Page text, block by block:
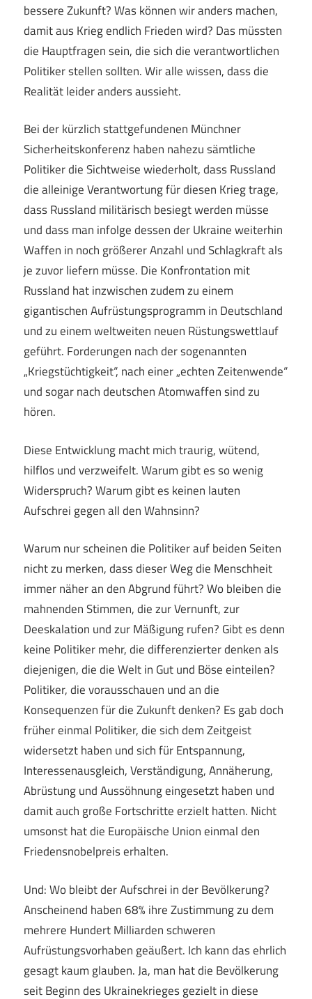
bessere Zukunft? Was können wir anders machen,
damit aus Krieg endlich Frieden wird? Das müssten
die Hauptfragen sein, die sich die verantwortlichen
Politiker stellen sollten. Wir alle wissen, dass die
Realität leider anders aussieht.
Bei der kürzlich stattgefundenen Münchner
Sicherheitskonferenz haben nahezu sämtliche
Politiker die Sichtweise wiederholt, dass Russland
die alleinige Verantwortung für diesen Krieg trage,
dass Russland militärisch besiegt werden müsse
und dass man infolge dessen der Ukraine weiterhin
Waffen in noch größerer Anzahl und Schlagkraft als
je zuvor liefern müsse. Die Konfrontation mit
Russland hat inzwischen zudem zu einem
gigantischen Aufrüstungsprogramm in Deutschland
und zu einem weltweiten neuen Rüstungswettlauf
geführt. Forderungen nach der sogenannten
„Kriegstüchtigkeit“, nach einer „echten Zeitenwende“
und sogar nach deutschen Atomwaffen sind zu
hören.
Diese Entwicklung macht mich traurig, wütend,
hilflos und verzweifelt. Warum gibt es so wenig
Widerspruch? Warum gibt es keinen lauten
Aufschrei gegen all den Wahnsinn?
Warum nur scheinen die Politiker auf beiden Seiten
nicht zu merken, dass dieser Weg die Menschheit
immer näher an den Abgrund führt? Wo bleiben die
mahnenden Stimmen, die zur Vernunft, zur
Deeskalation und zur Mäßigung rufen? Gibt es denn
keine Politiker mehr, die differenzierter denken als
diejenigen, die die Welt in Gut und Böse einteilen?
Politiker, die vorausschauen und an die
Konsequenzen für die Zukunft denken? Es gab doch
früher einmal Politiker, die sich dem Zeitgeist
widersetzt haben und sich für Entspannung,
Interessenausgleich, Verständigung, Annäherung,
Abrüstung und Aussöhnung eingesetzt haben und
damit auch große Fortschritte erzielt hatten. Nicht
umsonst hat die Europäische Union einmal den
Friedensnobelpreis erhalten.
Und: Wo bleibt der Aufschrei in der Bevölkerung?
Anscheinend haben 68% ihre Zustimmung zu dem
mehrere Hundert Milliarden schweren
Aufrüstungsvorhaben geäußert. Ich kann das ehrlich
gesagt kaum glauben. Ja, man hat die Bevölkerung
seit Beginn des Ukrainekrieges gezielt in diese